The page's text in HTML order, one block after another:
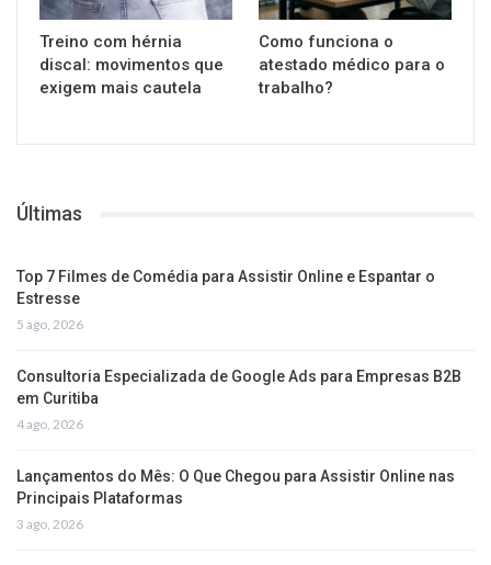
Treino com hérnia
discal: movimentos que
exigem mais cautela
Como funciona o
atestado médico para o
trabalho?
Últimas
Top 7 Filmes de Comédia para Assistir Online e Espantar o
Estresse
5 ago, 2026
Consultoria Especializada de Google Ads para Empresas B2B
em Curitiba
4 ago, 2026
Lançamentos do Mês: O Que Chegou para Assistir Online nas
Principais Plataformas
3 ago, 2026